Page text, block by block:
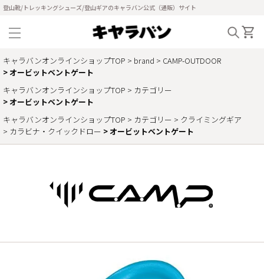
登山靴/トレッキングシューズ/登山ギアのキャラバン公式（通販）サイト
キャラバンオンラインショップTOP brand
CAMP-OUTDOOR
オービットベントゲート
キャラバンオンラインショップTOP
カテゴリー
オービットベントゲート
キャラバンオンラインショップTOP
カテゴリー
クライミングギア
カラビナ・クイックドロー
オービットベントゲート